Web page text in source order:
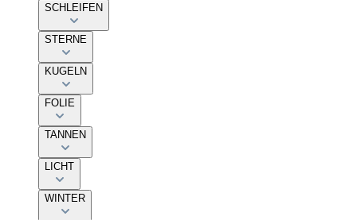
SCHLEIFEN
STERNE
KUGELN
FOLIE
TANNEN
LICHT
WINTER